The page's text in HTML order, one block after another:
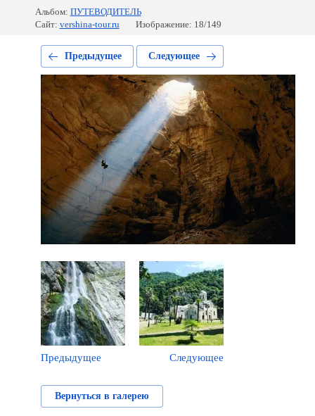
Альбом: ПУТЕВОДИТЕЛЬ
Сайт: vershina-tour.ru Изображение: 18/149
Предыдущее Следующее
Предыдущее Следующее
Вернуться в галерею